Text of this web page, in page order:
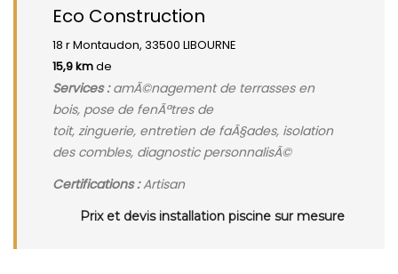
Eco Construction
18 r Montaudon, 33500 LIBOURNE
15,9 kmde
Services :amÃ©nagement de terrasses en
bois, pose de fenÃªtres de
toit, zinguerie, entretien de faÃ§ades, isolation
des combles, diagnostic personnalisÃ©
Certifications :Artisan
Prix et devis installation piscine sur mesure